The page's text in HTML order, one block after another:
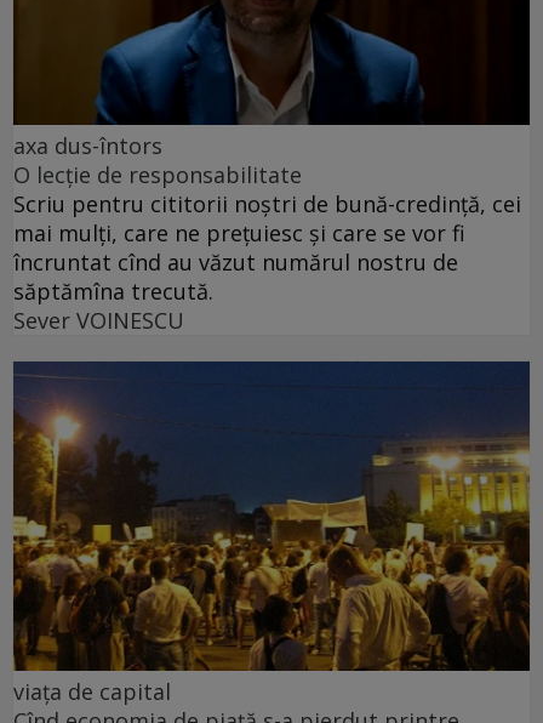
axa dus-întors
O lecție de responsabilitate
Scriu pentru cititorii noștri de bună-credință, cei
mai mulți, care ne prețuiesc și care se vor fi
încruntat cînd au văzut numărul nostru de
săptămîna trecută.
Sever VOINESCU
viața de capital